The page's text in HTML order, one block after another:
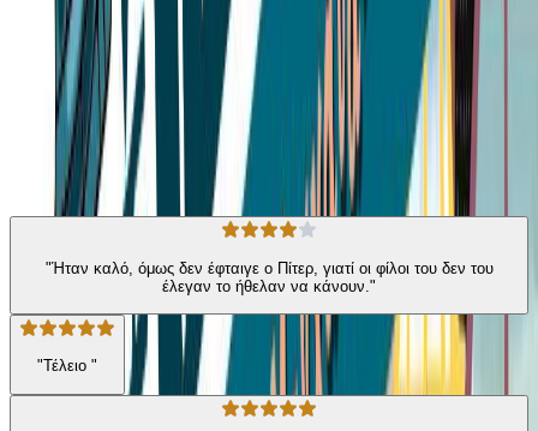
ΠεριπέτειαΓια Εφήβους
Η γνώμη των ακροατών
★ 4.8 /5 Βαθμολογία βιβλίου
Αξιολογήσεις
"Ήταν καλό, όμως δεν έφταιγε ο Πίτερ, γιατί οι φίλοι του δεν του
έλεγαν το ήθελαν να κάνουν."
"Τέλειο "